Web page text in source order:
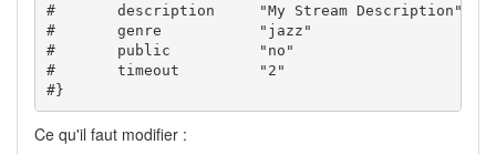
#       description     "My Stream Description" #
#       genre           "jazz"                  #
#       public          "no"                    #
#       timeout         "2"                     #
#}
Ce qu'il faut modifier :